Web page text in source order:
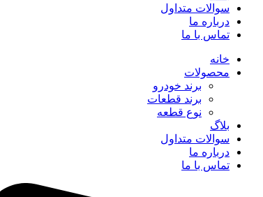
سوالات متداول
درباره ما
تماس با ما
خانه
محصولات
برند خودرو
برند قطعات
نوع قطعه
بلاگ
سوالات متداول
درباره ما
تماس با ما